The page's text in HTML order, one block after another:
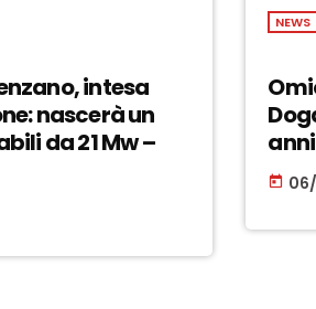
intesa
nascerà un
da 21 Mw –
NEWS
anni
today